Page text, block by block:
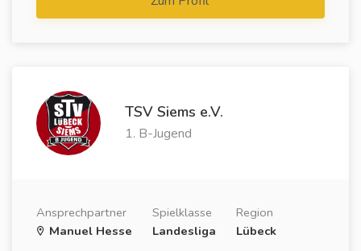
TSV Siems e.V.
1. B-Jugend
Ansprechpartner
Manuel Hesse
Spielklasse
Landesliga
Region
Lübeck